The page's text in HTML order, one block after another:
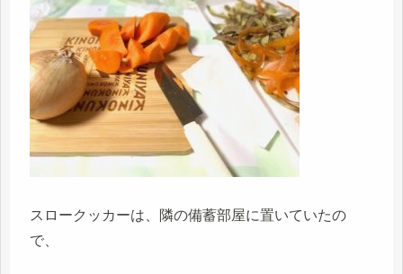
スロークッカーは、隣の備蓄部屋に置いていたの
で、